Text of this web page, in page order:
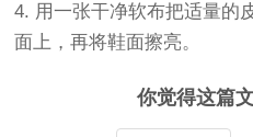
4. 用一张干净软布把适量的
面上，再将鞋面擦亮。
你觉得这篇